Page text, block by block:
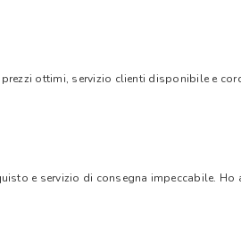
ottimi, servizio clienti disponibile e
e servizio di consegna impeccabile.